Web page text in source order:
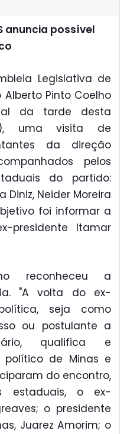
anuncia possível
Legislativa de
Alberto Pinto Coelho
da tarde desta
uma visita de
da direção
pelos
do partido:
Diniz, Neider Moreira
foi informar a
presidente Itamar
reconheceu a
"A volta do ex-
seja como
ou postulante a
qualifica e
de Minas e
do encontro,
estaduais, o ex-
o presidente
Juarez Amorim; o